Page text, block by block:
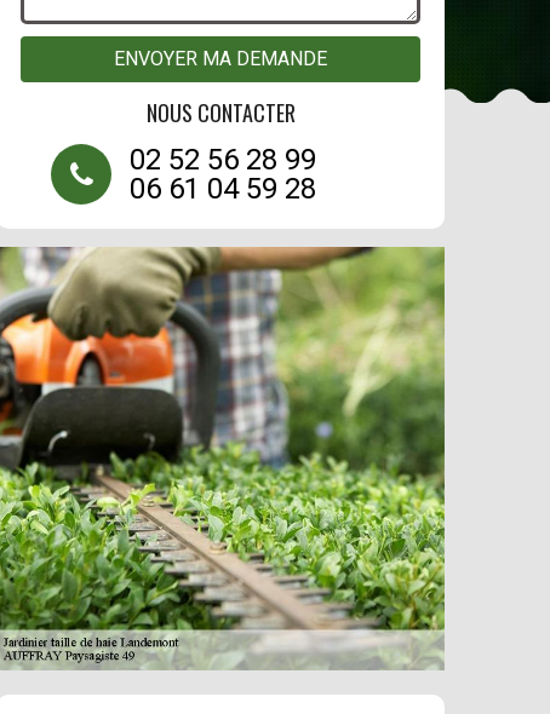
NOUS CONTACTER
02 52 56 28 99
06 61 04 59 28